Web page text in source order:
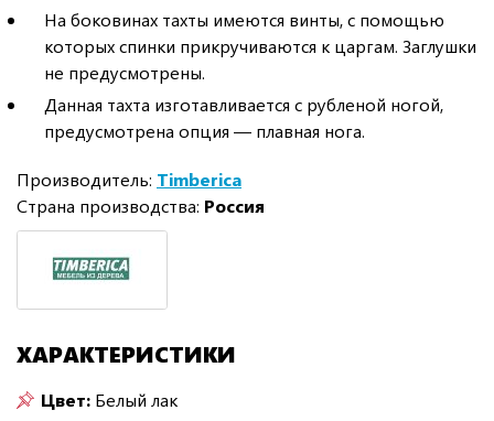
На боковинах тахты имеются винты, с помощью
которых спинки прикручиваются к царгам. Заглушки
не предусмотрены.
Данная тахта изготавливается с рубленой ногой,
предусмотрена опция — плавная нога.
Производитель: Timberica
Страна производства: Россия
ХАРАКТЕРИСТИКИ
Цвет: Белый лак